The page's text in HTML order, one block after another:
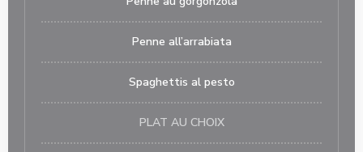
Penne all’arrabiata
Spaghettis al pesto
PLAT AU CHOIX